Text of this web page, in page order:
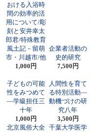
おける入浴時
間の効率的活
用について/彫
刻と安井幸太
郎君/特殊教育
風土記－留萌
市・川越市/他
1,000円
企業者活動の
史的研究
7,500円
子どもの可能
性をみつめて
―学級担任三
十年
1,000円
人間性を育て
る特別活動―
動機づけの研
究八年
3,500円
北京風俗大全 千葉大学医学